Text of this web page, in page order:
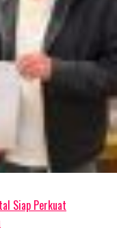
Siap Perkuat